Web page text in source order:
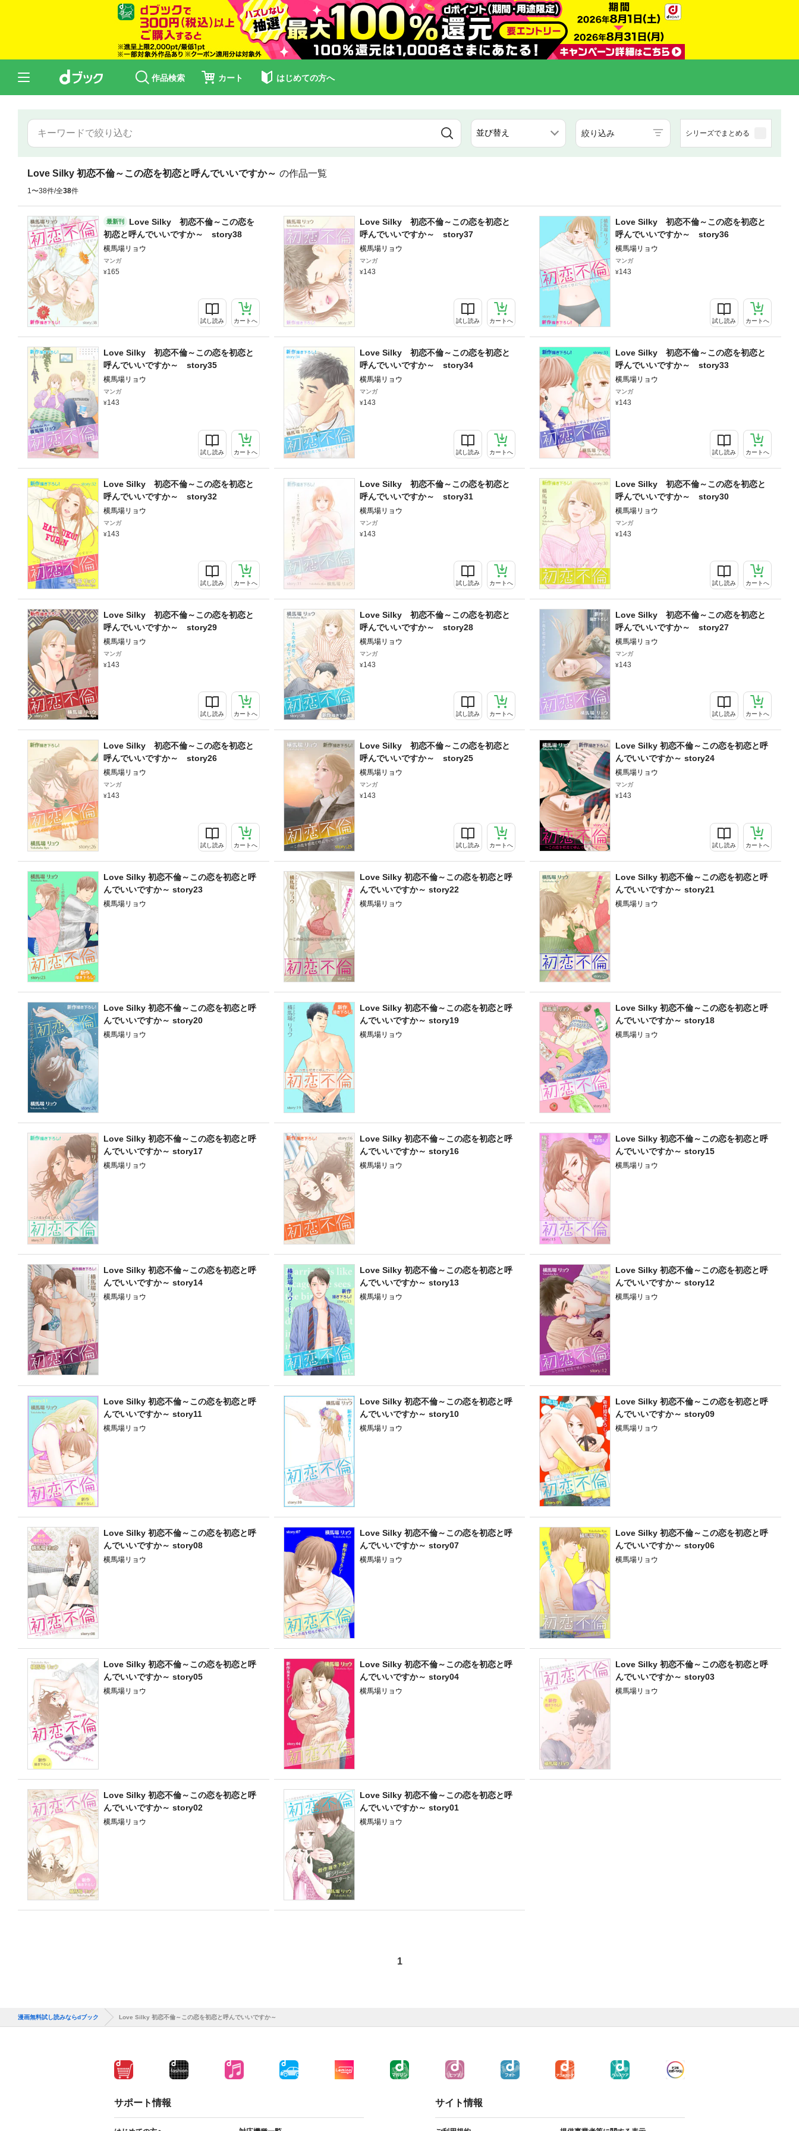
作品検索 カート はじめての方へ
絞り込み シリーズでまとめる
Love Silky 初恋不倫～この恋を初恋と呼んでいいですか～ の作品一覧
1〜38件/全38件
最新刊
Love Silky 初恋不倫～この恋を
初恋と呼んでいいですか～ story38
横馬場リョウ
マンガ
165
試し読み カートへ
Love Silky 初恋不倫～この恋を初恋と
呼んでいいですか～ story37
横馬場リョウ
マンガ
143
試し読み カートへ
Love Silky 初恋不倫～この恋を初恋と
呼んでいいですか～ story36
横馬場リョウ
マンガ
143
試し読み カートへ
Love Silky 初恋不倫～この恋を初恋と
呼んでいいですか～ story35
横馬場リョウ
マンガ
143
試し読み カートへ
Love Silky 初恋不倫～この恋を初恋と
呼んでいいですか～ story34
横馬場リョウ
マンガ
143
試し読み カートへ
Love Silky 初恋不倫～この恋を初恋と
呼んでいいですか～ story33
横馬場リョウ
マンガ
143
試し読み カートへ
Love Silky 初恋不倫～この恋を初恋と
呼んでいいですか～ story32
横馬場リョウ
マンガ
143
試し読み カートへ
Love Silky 初恋不倫～この恋を初恋と
呼んでいいですか～ story31
横馬場リョウ
マンガ
143
試し読み カートへ
Love Silky 初恋不倫～この恋を初恋と
呼んでいいですか～ story30
横馬場リョウ
マンガ
143
試し読み カートへ
Love Silky 初恋不倫～この恋を初恋と
呼んでいいですか～ story29
横馬場リョウ
マンガ
143
試し読み カートへ
Love Silky 初恋不倫～この恋を初恋と
呼んでいいですか～ story28
横馬場リョウ
マンガ
143
試し読み カートへ
Love Silky 初恋不倫～この恋を初恋と
呼んでいいですか～ story27
横馬場リョウ
マンガ
143
試し読み カートへ
Love Silky 初恋不倫～この恋を初恋と
呼んでいいですか～ story26
横馬場リョウ
マンガ
143
試し読み カートへ
Love Silky 初恋不倫～この恋を初恋と
呼んでいいですか～ story25
横馬場リョウ
マンガ
143
試し読み カートへ
Love Silky 初恋不倫～この恋を初恋と呼
んでいいですか～ story24
横馬場リョウ
マンガ
143
試し読み カートへ
Love Silky 初恋不倫～この恋を初恋と呼
んでいいですか～ story23
横馬場リョウ
Love Silky 初恋不倫～この恋を初恋と呼
んでいいですか～ story22
横馬場リョウ
Love Silky 初恋不倫～この恋を初恋と呼
んでいいですか～ story21
横馬場リョウ
Love Silky 初恋不倫～この恋を初恋と呼
んでいいですか～ story20
横馬場リョウ
Love Silky 初恋不倫～この恋を初恋と呼
んでいいですか～ story19
横馬場リョウ
Love Silky 初恋不倫～この恋を初恋と呼
んでいいですか～ story18
横馬場リョウ
Love Silky 初恋不倫～この恋を初恋と呼
んでいいですか～ story17
横馬場リョウ
Love Silky 初恋不倫～この恋を初恋と呼
んでいいですか～ story16
横馬場リョウ
Love Silky 初恋不倫～この恋を初恋と呼
んでいいですか～ story15
横馬場リョウ
Love Silky 初恋不倫～この恋を初恋と呼
んでいいですか～ story14
横馬場リョウ
Love Silky 初恋不倫～この恋を初恋と呼
んでいいですか～ story13
横馬場リョウ
Love Silky 初恋不倫～この恋を初恋と呼
んでいいですか～ story12
横馬場リョウ
Love Silky 初恋不倫～この恋を初恋と呼
んでいいですか～ story11
横馬場リョウ
Love Silky 初恋不倫～この恋を初恋と呼
んでいいですか～ story10
横馬場リョウ
Love Silky 初恋不倫～この恋を初恋と呼
んでいいですか～ story09
横馬場リョウ
Love Silky 初恋不倫～この恋を初恋と呼
んでいいですか～ story08
横馬場リョウ
Love Silky 初恋不倫～この恋を初恋と呼
んでいいですか～ story07
横馬場リョウ
Love Silky 初恋不倫～この恋を初恋と呼
んでいいですか～ story06
横馬場リョウ
Love Silky 初恋不倫～この恋を初恋と呼
んでいいですか～ story05
横馬場リョウ
Love Silky 初恋不倫～この恋を初恋と呼
んでいいですか～ story04
横馬場リョウ
Love Silky 初恋不倫～この恋を初恋と呼
んでいいですか～ story03
横馬場リョウ
Love Silky 初恋不倫～この恋を初恋と呼
んでいいですか～ story02
横馬場リョウ
Love Silky 初恋不倫～この恋を初恋と呼
んでいいですか～ story01
横馬場リョウ
1
漫画無料試し読みならdブック Love Silky 初恋不倫～この恋を初恋と呼んでいいですか～
サポート情報 サイト情報